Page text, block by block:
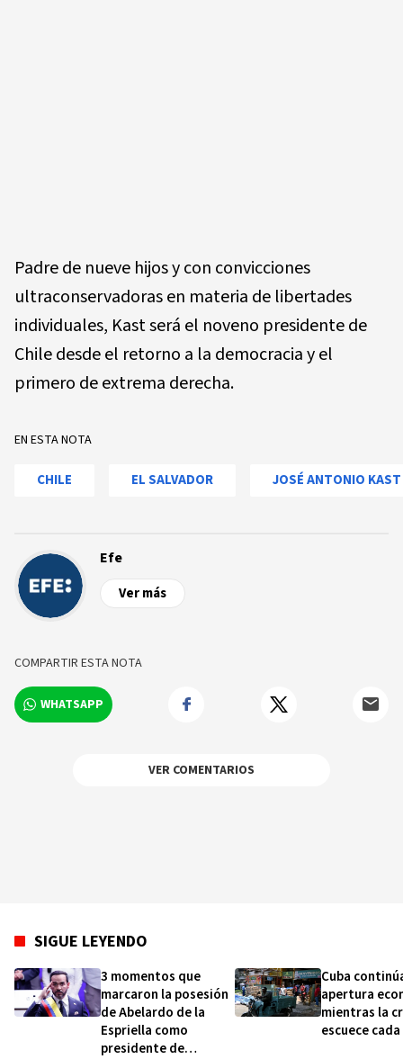
Padre de nueve hijos y con convicciones
ultraconservadoras en materia de libertades
individuales, Kast será el noveno presidente de
Chile desde el retorno a la democracia y el
primero de extrema derecha.
EN ESTA NOTA
CHILE EL SALVADOR JOSÉ ANTONIO KAST
Efe
Ver más
COMPARTIR ESTA NOTA
WHATSAPP
VER COMENTARIOS
SIGUE LEYENDO
3 momentos que
marcaron la posesión
de Abelardo de la
Espriella como
presidente de
Cuba
apertura
mientras la
escuece